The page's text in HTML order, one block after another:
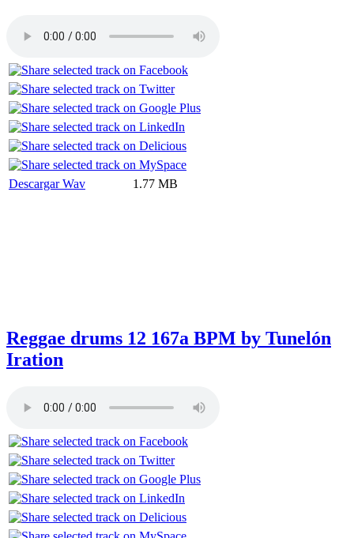
Descargar Wav 1.77 MB
Reggae drums 12 167a BPM by Tunelón
Iration